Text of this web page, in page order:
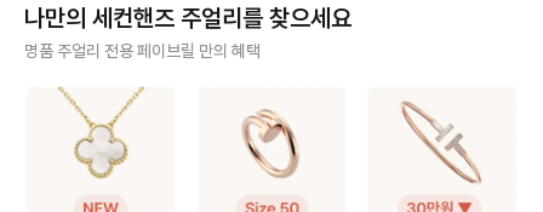
사기 걱정 없는 안전 결제
니면 반환해 드려요.
주얼리 전문 이중 검수
주얼리 검수에 특화된 페이브릴 검수팀과 전문 감정사가 컨디션 및 정품 여부를 철저하고 꼼꼼하
게 확인해요.
나만의 세컨핸즈 주얼리를 찾으세요
명품 주얼리 전용 페이브릴 만의 혜택